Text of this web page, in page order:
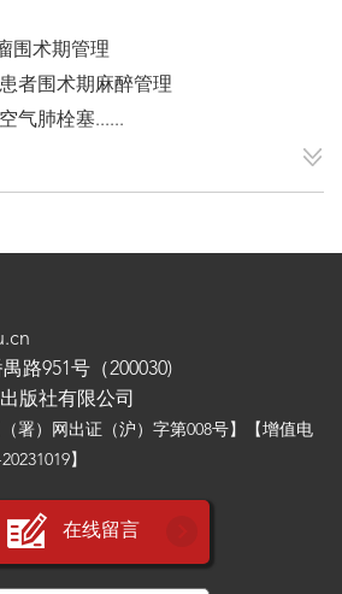
围术期管理
者围术期麻醉管理
气肺栓塞......
路951号（200030)
版社有限公司
（署）网出证（沪）字第008号】【增值电
】
在线留言